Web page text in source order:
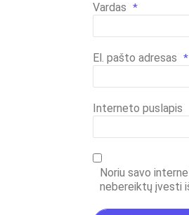
Vardas *
El. pašto adresas *
Interneto puslapis
Noriu savo
nebereiktų įvesti